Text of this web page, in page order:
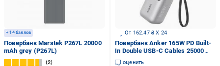
+ 14 баллов
Повербанк Marstek P267L 20000
mAh grey (P267L)
2
От 162.47 ₴ X 24
Повербанк Anker 165W PD Built-
In Double USB-C Cables 25000
mAh silver (A1695H41)
оценить